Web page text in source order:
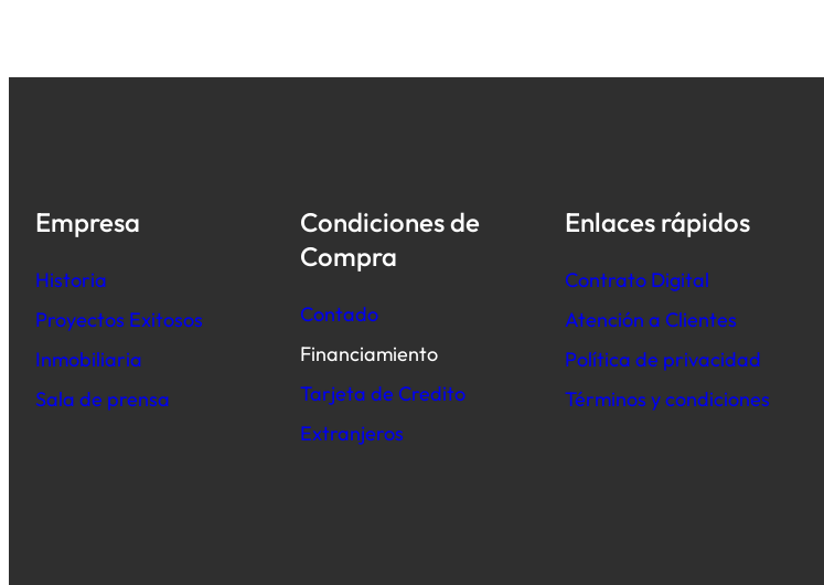
Empresa
Historia
Proyectos Exitosos
Inmobiliaria
Sala de prensa
Condiciones de
Compra
Contado
Financiamiento
Tarjeta de Credito
Extranjeros
Enlaces rápidos
Contrato Digital
Atención a Clientes
Política de privacidad
Términos y condiciones